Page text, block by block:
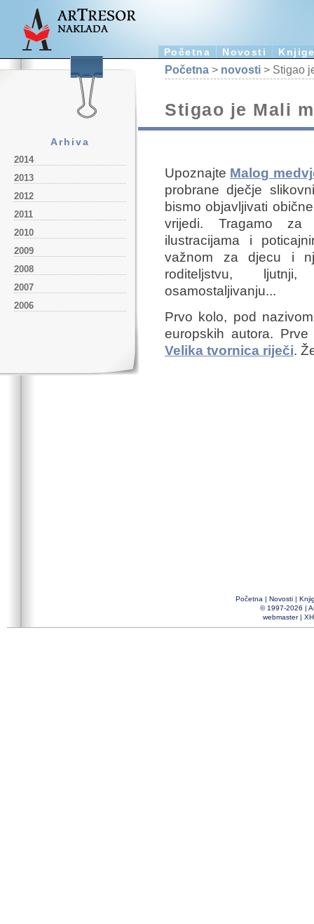
Početna Novosti
Arhiva
2014
2013
2012
2011
2010
2009
2008
2007
2006
Početna > novosti > Stigao
Stigao je Mali
Upoznajte Malog
probrane dječje
bismo objavljivati
vrijedi. Tragamo za
ilustracijama i
važnom za djecu i
roditeljstvu,
osamostaljivanju...
Prvo kolo, pod
europskih autora.
Velika tvornica riječi.
Početna | Novosti |
© 1997-2026 |
webmaster|